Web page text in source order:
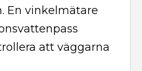
En vinkelmätare
att väggarna